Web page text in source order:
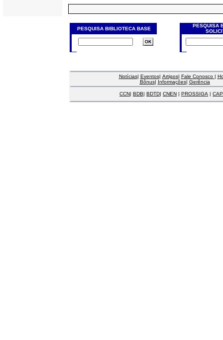
PESQUISA BIBLIOTECA BASE
PESQUISA
Notícias| Eventos| Artigos| Fale Conosco |
Bônus| Informações| Gerência
CCN| BDB| BDTD| CNEN | PROSSIGA |